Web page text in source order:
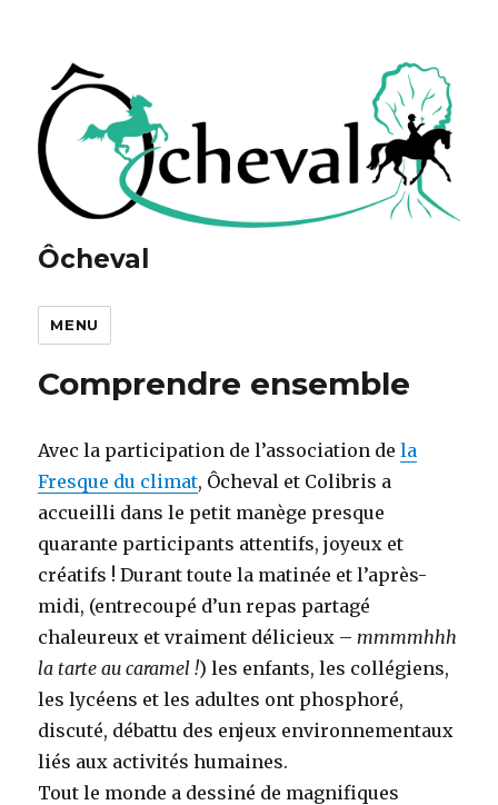
Ôcheval
MENU
Comprendre ensemble
Avec la participation de l’association dela
Fresque du climat, Ôcheval et Colibris a
accueilli dans le petit manège presque
quarante participants attentifs, joyeux et
créatifs ! Durant toute la matinée et l’après-
midi, (entrecoupé d’un repas partagé
chaleureux et vraiment délicieux – mmmmhhh
la tarte au caramel !) les enfants, les collégiens,
les lycéens et les adultes ont phosphoré,
discuté, débattu des enjeux environnementaux
liés aux activités humaines.
Tout le monde a dessiné de magnifiques